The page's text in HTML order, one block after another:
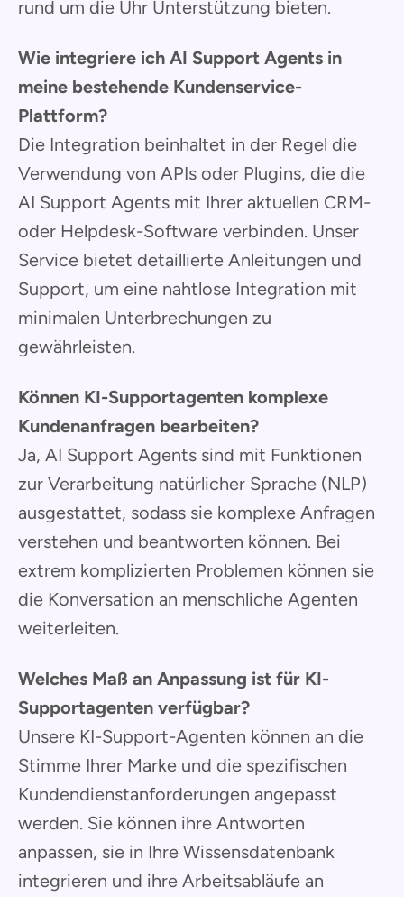
rund um die Uhr Unterstützung bieten.
Wie integriere ich AI Support Agents in
meine bestehende Kundenservice-
Plattform?
Die Integration beinhaltet in der Regel die
Verwendung von APIs oder Plugins, die die
AI Support Agents mit Ihrer aktuellen CRM-
oder Helpdesk-Software verbinden. Unser
Service bietet detaillierte Anleitungen und
Support, um eine nahtlose Integration mit
minimalen Unterbrechungen zu
gewährleisten.
Können KI-Supportagenten komplexe
Kundenanfragen bearbeiten?
Ja, AI Support Agents sind mit Funktionen
zur Verarbeitung natürlicher Sprache (NLP)
ausgestattet, sodass sie komplexe Anfragen
verstehen und beantworten können. Bei
extrem komplizierten Problemen können sie
die Konversation an menschliche Agenten
weiterleiten.
Welches Maß an Anpassung ist für KI-
Supportagenten verfügbar?
Unsere KI-Support-Agenten können an die
Stimme Ihrer Marke und die spezifischen
Kundendienstanforderungen angepasst
werden. Sie können ihre Antworten
anpassen, sie in Ihre Wissensdatenbank
integrieren und ihre Arbeitsabläufe an